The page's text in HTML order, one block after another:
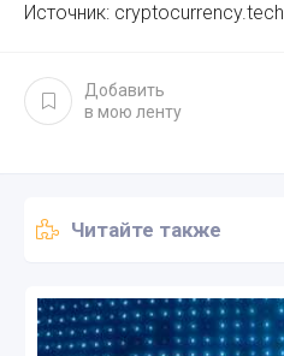
Источник: cryptocurrency.tech
Добавить
в мою ленту
Читайте также